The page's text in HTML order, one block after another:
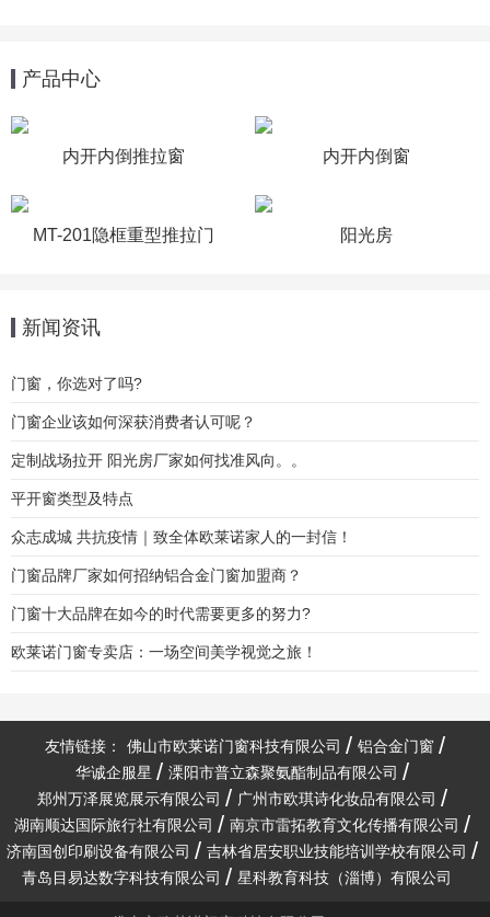
产品中心
内开内倒推拉窗 内开内倒窗
MT-201隐框重型推拉门 阳光房
新闻资讯
门窗，你选对了吗?
门窗企业该如何深获消费者认可呢？
定制战场拉开 阳光房厂家如何找准风向。。
平开窗类型及特点
众志成城 共抗疫情｜致全体欧莱诺家人的一封信！
门窗品牌厂家如何招纳铝合金门窗加盟商？
门窗十大品牌在如今的时代需要更多的努力?
欧莱诺门窗专卖店：一场空间美学视觉之旅！
友情链接： 佛山市欧莱诺门窗科技有限公司
铝合金门窗
华诚企服星
溧阳市普立森聚氨酯制品有限公司
郑州万泽展览展示有限公司
广州市欧琪诗化妆品有限公司
湖南顺达国际旅行社有限公司
南京市雷拓教育文化传播有限公司
济南国创印刷设备有限公司
吉林省居安职业技能培训学校有限公司
青岛目易达数字科技有限公司
星科教育科技（淄博）有限公司